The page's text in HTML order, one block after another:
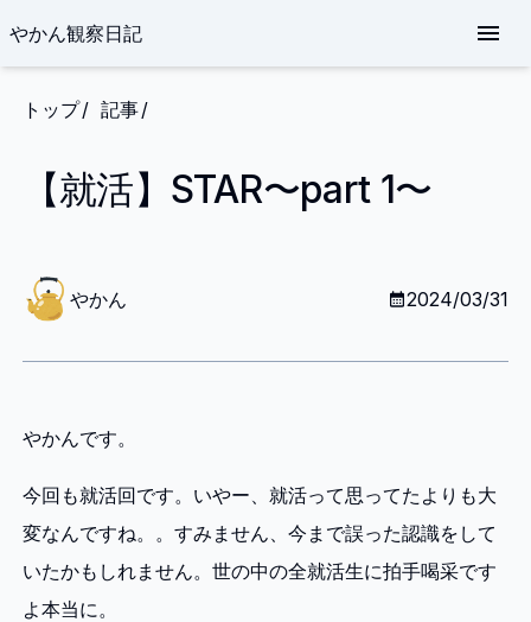
やかん観察日記
トップ 記事
【就活】STAR〜part 1〜
か
やかん 2024/03/31
やかんです。
今回も就活回です。いやー、就活って思ってたよりも大
変なんですね。。すみません、今まで誤った認識をして
いたかもしれません。世の中の全就活生に拍手喝采です
よ本当に。